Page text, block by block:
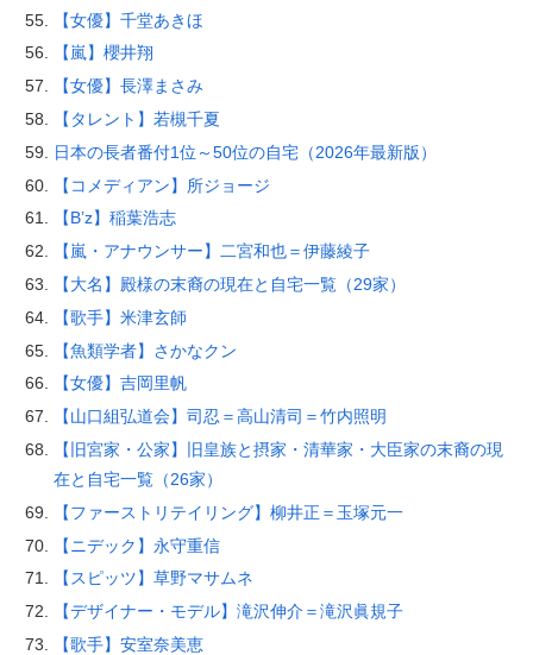
【女優】千堂あきほ
【嵐】櫻井翔
【女優】長澤まさみ
【タレント】若槻千夏
日本の長者番付1位～50位の自宅（2026年最新版）
【コメディアン】所ジョージ
【B’z】稲葉浩志
【嵐・アナウンサー】二宮和也＝伊藤綾子
【大名】殿様の末裔の現在と自宅一覧（29家）
【歌手】米津玄師
【魚類学者】さかなクン
【女優】吉岡里帆
【山口組弘道会】司忍＝高山清司＝竹内照明
【旧宮家・公家】旧皇族と摂家・清華家・大臣家の末裔の現
在と自宅一覧（26家）
【ファーストリテイリング】柳井正＝玉塚元一
【ニデック】永守重信
【スピッツ】草野マサムネ
【デザイナー・モデル】滝沢伸介＝滝沢眞規子
【歌手】安室奈美恵